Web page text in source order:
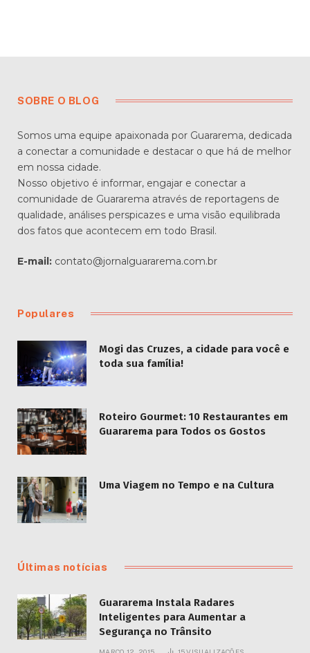
SOBRE O BLOG
Somos uma equipe apaixonada por Guararema, dedicada
a conectar a comunidade e destacar o que há de melhor
em nossa cidade.
Nosso objetivo é informar, engajar e conectar a
comunidade de Guararema através de reportagens de
qualidade, análises perspicazes e uma visão equilibrada
dos fatos que acontecem em todo Brasil.
E-mail: contato@jornalguararema.com.br
Populares
Mogi das Cruzes, a cidade para você e
toda sua família!
Roteiro Gourmet: 10 Restaurantes em
Guararema para Todos os Gostos
Uma Viagem no Tempo e na Cultura
Últimas notícias
Guararema Instala Radares
Inteligentes para Aumentar a
Segurança no Trânsito